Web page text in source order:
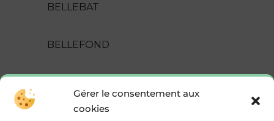
Gérer le consentement aux
cookies
BELLEBAT
BELLEFOND